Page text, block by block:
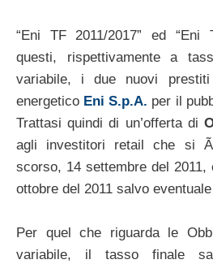
“Eni TF 2011/2017” ed “Eni
questi, rispettivamente a
variabile, i due nuovi
energetico Eni S.p.A. per il
Trattasi quindi di un’offerta di
agli investitori retail che si
scorso, 14 settembre del
ottobre del 2011 salvo
Per quel che riguarda le
variabile, il tasso finale